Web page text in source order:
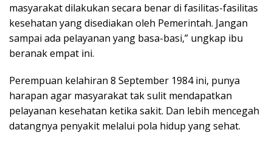
masyarakat dilakukan secara benar di fasilitas-fasilitas
kesehatan yang disediakan oleh Pemerintah. Jangan
sampai ada pelayanan yang basa-basi,” ungkap ibu
beranak empat ini.
Perempuan kelahiran 8 September 1984 ini, punya
harapan agar masyarakat tak sulit mendapatkan
pelayanan kesehatan ketika sakit. Dan lebih mencegah
datangnya penyakit melalui pola hidup yang sehat.